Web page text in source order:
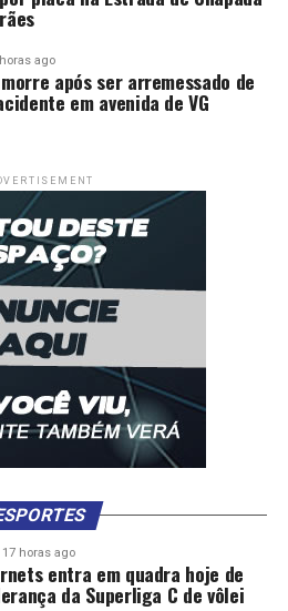
ago
após ser arremessado de
em avenida de VG
17 horas ago
entra em quadra hoje de
da Superliga C de vôlei